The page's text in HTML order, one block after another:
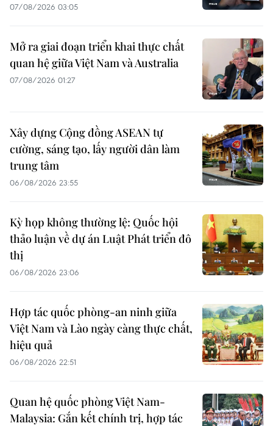
07/08/2026 03:05
Mở ra giai đoạn triển khai thực chất
quan hệ giữa Việt Nam và Australia
07/08/2026 01:27
Xây dựng Cộng đồng ASEAN tự
cường, sáng tạo, lấy người dân làm
trung tâm
06/08/2026 23:55
Kỳ họp không thường lệ: Quốc hội
thảo luận về dự án Luật Phát triển đô
thị
06/08/2026 23:06
Hợp tác quốc phòng-an ninh giữa
Việt Nam và Lào ngày càng thực chất,
hiệu quả
06/08/2026 22:51
Quan hệ quốc phòng Việt Nam-
Malaysia: Gắn kết chính trị, hợp tác